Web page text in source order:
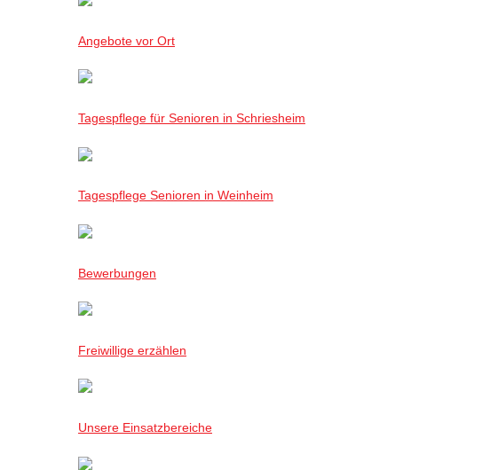
Angebote vor Ort
Tagespflege für Senioren in Schriesheim
Tagespflege Senioren in Weinheim
Bewerbungen
Freiwillige erzählen
Unsere Einsatzbereiche